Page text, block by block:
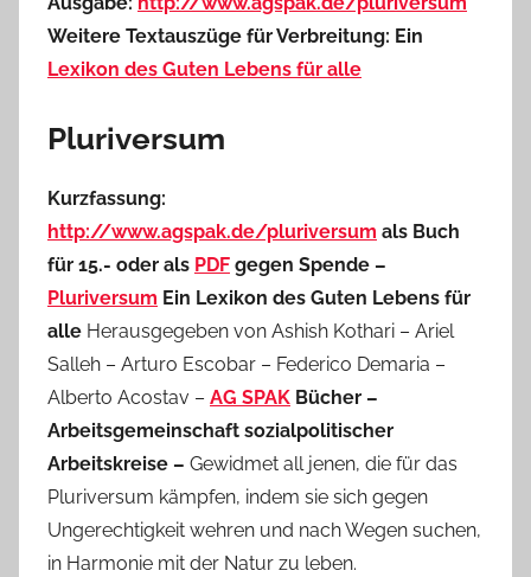
Weitere Textauszüge für Verbreitung: Ein
Lexikon des Guten Lebens für alle
Pluriversum
Kurzfassung:
http://www.agspak.de/pluriversum als Buch
für 15.- oder als PDF gegen Spende –
Pluriversum Ein Lexikon des Guten Lebens für
alle Herausgegeben von Ashish Kothari – Ariel
Salleh – Arturo Escobar – Federico Demaria –
Alberto Acostav – AG SPAK Bücher –
Arbeitsgemeinschaft sozialpolitischer
Arbeitskreise – Gewidmet all jenen, die für das
Pluriversum kämpfen, indem sie sich gegen
Ungerechtigkeit wehren und nach Wegen suchen,
in Harmonie mit der Natur zu leben.